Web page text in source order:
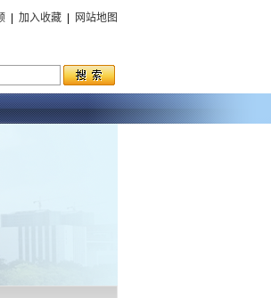
加入收藏 网站地图